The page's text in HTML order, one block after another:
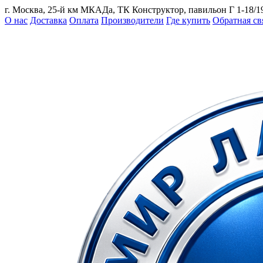
г. Москва, 25-й км МКАДа, ТК Конструктор, павильон Г 1-18/
О нас Доставка Оплата Производители Где купить Обратная